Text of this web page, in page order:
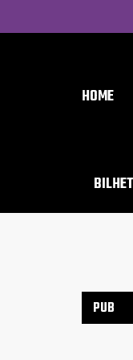
HOME
PUB